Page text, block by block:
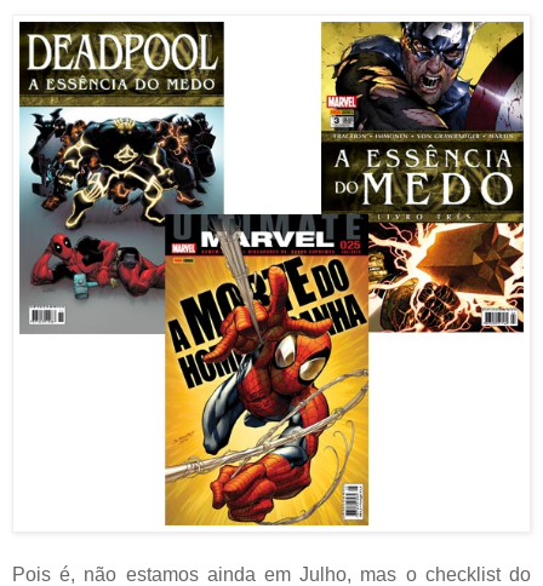
Pois é, não estamos ainda em Julho, mas o checklist do